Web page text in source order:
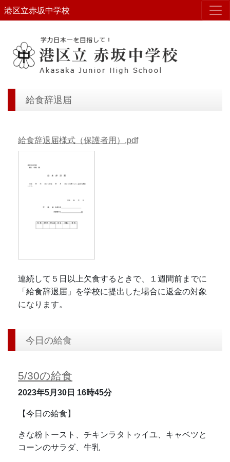
港区立赤坂中学校
給食辞退届
給食辞退届様式（保護者用）.pdf
連続して５日以上欠食するときで、１週間前までに
「給食辞退届」を学校に提出した場合に返金の対象
になります。
今日の給食
5/30の給食
2023年5月30日 16時45分
【今日の給食】
きな粉トースト、チキンラタトゥイユ、キャベツと
コーンのサラダ、牛乳